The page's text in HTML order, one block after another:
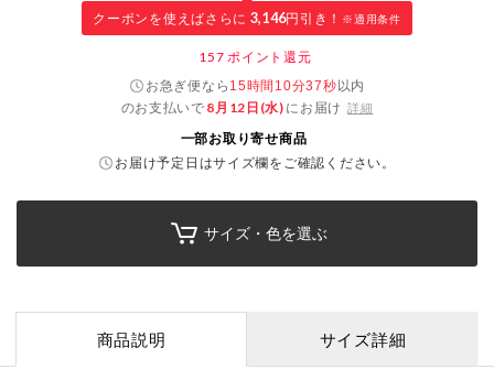
クーポンを使えばさらに 3,146円引き！ ※適用条件
157 ポイント還元
お急ぎ便なら 15時間10分36秒以内
のお支払いで 8月12日(水) にお届け 詳細
一部お取り寄せ商品
お届け予定日はサイズ欄をご確認ください。
サイズ・色を選ぶ
商品説明 サイズ詳細